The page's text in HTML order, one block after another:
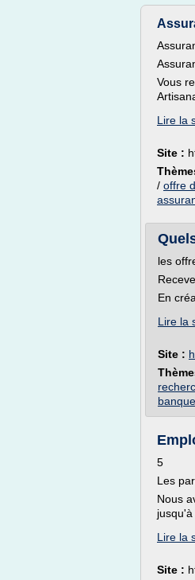
Vous
Lire la
Site :
/ offre
les
En
Lire la
Site :
5
Les
Nous
jusqu'à
Lire la
Site :